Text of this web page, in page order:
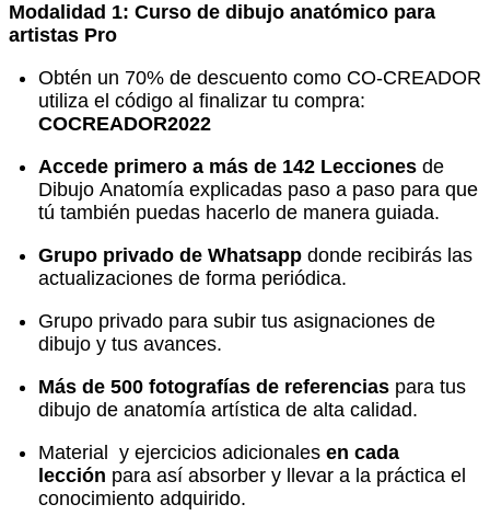
Modalidad 1: Curso de dibujo anatómico para
artistas Pro
Obtén un 70% de descuento como CO-CREADOR
COCREADOR2022
Accede primero a más de 142 Lecciones de
Dibujo Anatomía explicadas paso a paso para que
tú también puedas hacerlo de manera guiada.
Grupo privado de Whatsapp donde recibirás las
actualizaciones de forma periódica.
Grupo privado para subir tus asignaciones de
dibujo y tus avances.
Más de 500 fotografías de referencias para tus
dibujo de anatomía artística de alta calidad.
Material y ejercicios adicionales en cada
lección para así absorber y llevar a la práctica el
conocimiento adquirido.